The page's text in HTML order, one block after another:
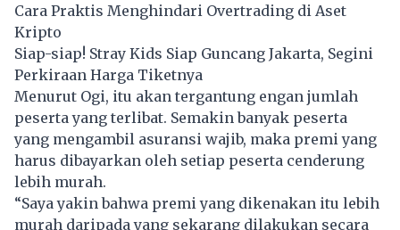
Cara Praktis Menghindari Overtrading di Aset
Kripto
Siap-siap! Stray Kids Siap Guncang Jakarta, Segini
Perkiraan Harga Tiketnya
Menurut Ogi, itu akan tergantung engan jumlah
peserta yang terlibat. Semakin banyak peserta
yang mengambil asuransi wajib, maka premi yang
harus dibayarkan oleh setiap peserta cenderung
lebih murah.
“Saya yakin bahwa premi yang dikenakan itu lebih
murah daripada yang sekarang dilakukan secara